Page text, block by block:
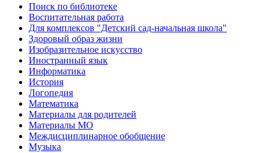
Поиск по библиотеке
Воспитательная работа
Для комплексов "Детский сад-начальная школа"
Здоровый образ жизни
Изобразительное искусство
Иностранный язык
Информатика
История
Логопедия
Математика
Материалы для родителей
Материалы МО
Междисциплинарное обобщение
Музыка